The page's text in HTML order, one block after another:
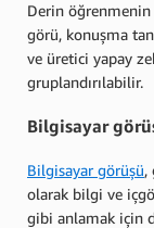
Derin
görü, konuşma
ve üretici yapay
gruplandırılabilir.
Bilgisayar
Bilgisayar görüşü,
olarak bilgi ve
gibi anlamak için